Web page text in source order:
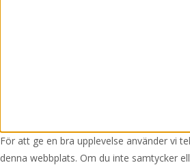
För att ge en bra upplevelse använder vi
denna webbplats. Om du inte samtycker